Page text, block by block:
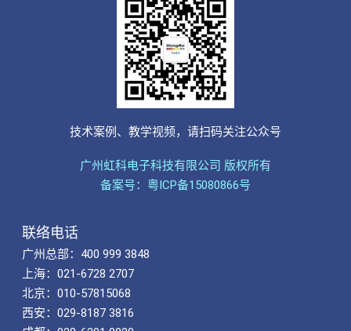
技术案例、教学视频，请扫码关注公众号
广州虹科电子科技有限公司 版权所有
备案号：粤ICP备15080866号
联络电话
广州总部：400 999 3848
上海：021-6728 2707
北京：010-57815068
西安：029-8187 3816